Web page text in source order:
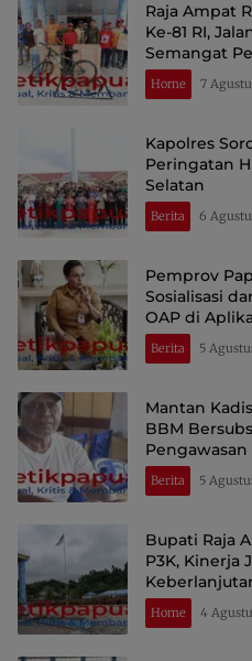
Raja Ampat
Ke-81 RI,
Semangat
Home 7
Kapolres
Peringatan
Selatan
Berita 6
Pemprov
Sosialisasi
OAP di
Berita 5
Mantan
BBM
Berita 5
Bupati Raja
P3K, Kinerja
Home 4